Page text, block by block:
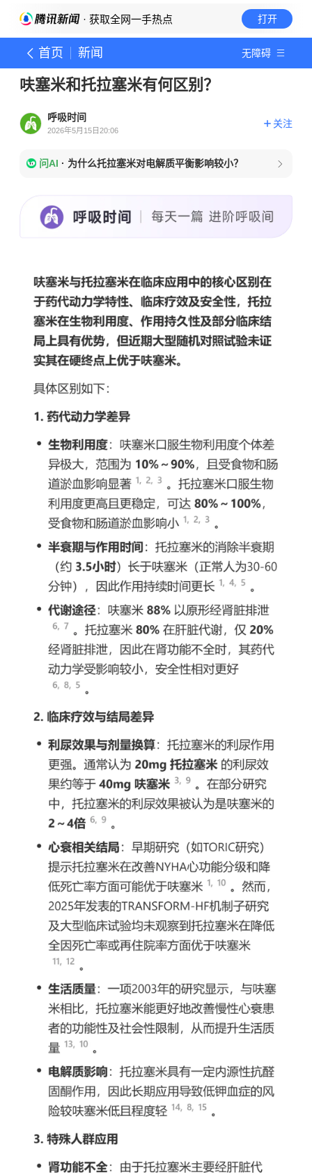
· 获取全网一手热点 打开
首页 新闻 无障碍
呋塞米和托拉塞米有何区别？
呼吸时间
2026年5月15日20:06
关注
问AI · 为什么托拉塞米对电解质平衡影响较小？